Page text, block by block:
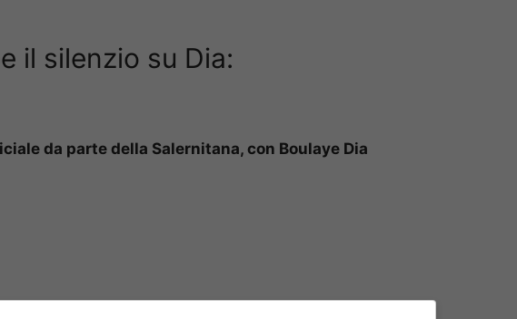
il silenzio su Dia:
da parte della Salernitana, con Boulaye Dia